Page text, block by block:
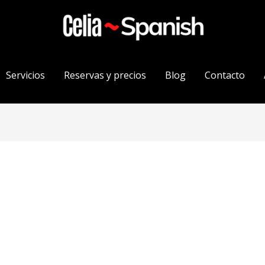
Servicios Reservas y precios Blog Contacto